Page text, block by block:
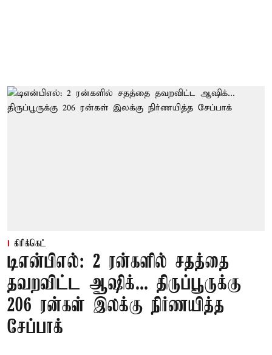
கிரிக்கெட்
டிஎன்பிஎல்: 2 ரன்களில் சதத்தை
தவறவிட்ட ஆஷிக்... திருப்பூருக்கு
206 ரன்கள் இலக்கு நிர்ணயித்த
சேப்பாக்